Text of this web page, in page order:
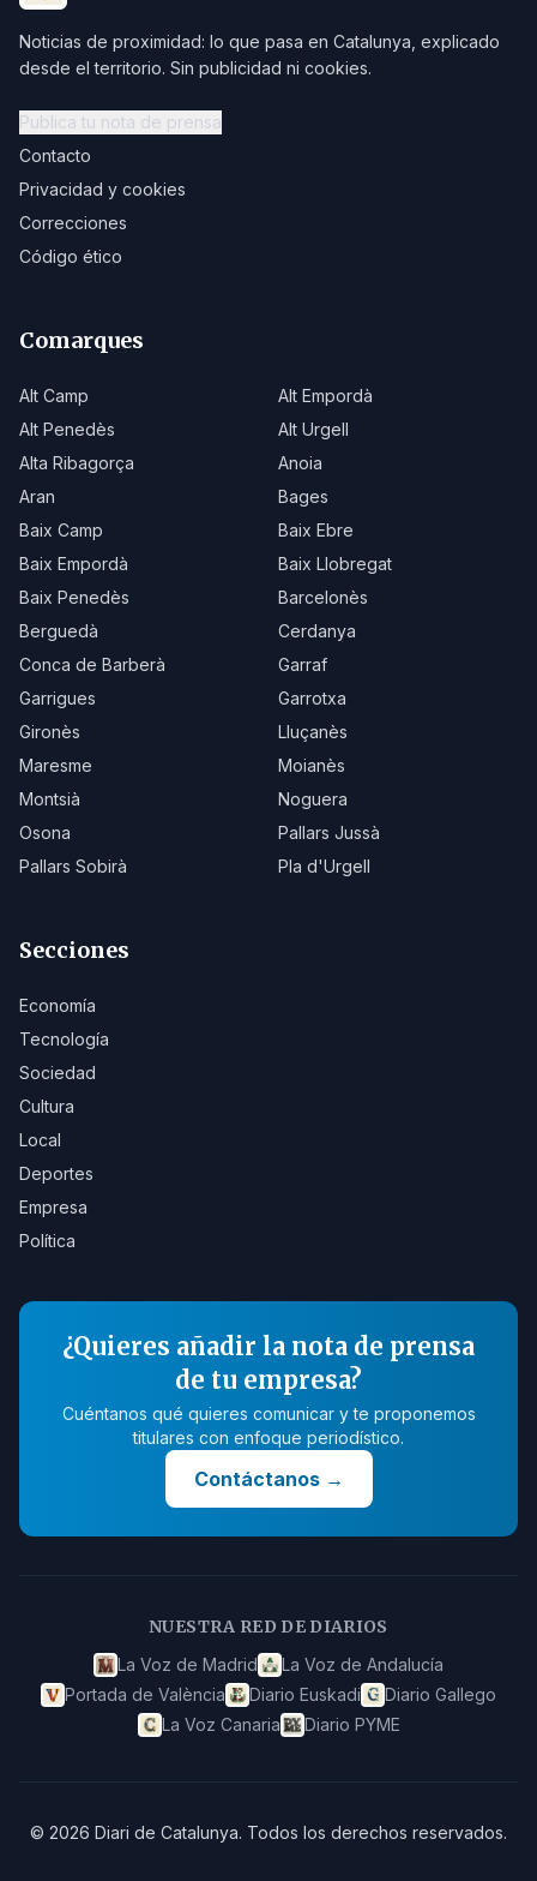
Noticias de proximidad: lo que pasa en Catalunya, explicado
desde el territorio. Sin publicidad ni cookies.
Publica tu nota de prensa
Contacto
Privacidad y cookies
Correcciones
Código ético
Comarques
Alt Camp
Alt Empordà
Alt Penedès
Alt Urgell
Alta Ribagorça
Anoia
Aran
Bages
Baix Camp
Baix Ebre
Baix Empordà
Baix Llobregat
Baix Penedès
Barcelonès
Berguedà
Cerdanya
Conca de Barberà
Garraf
Garrigues
Garrotxa
Gironès
Lluçanès
Maresme
Moianès
Montsià
Noguera
Osona
Pallars Jussà
Pallars Sobirà
Pla d'Urgell
Secciones
Economía
Tecnología
Sociedad
Cultura
Local
Deportes
Empresa
Política
¿Quieres añadir la nota de prensa
de tu empresa?
Cuéntanos qué quieres comunicar y te proponemos
titulares con enfoque periodístico.
Contáctanos→
NUESTRA RED DE DIARIOS
La Voz de Madrid
La Voz de Andalucía
Portada de València
Diario Euskadi
Diario Gallego
La Voz Canaria
Diario PYME
© 2026 Diari de Catalunya. Todos los derechos reservados.